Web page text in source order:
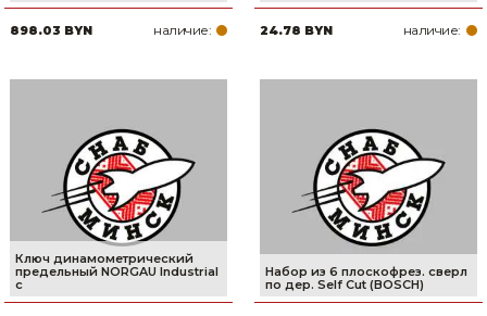
898.03 BYN наличие: 24.78 BYN наличие:
Ключ динамометрический
предельный NORGAU Industrial
с
Набор из 6 плоскофрез. сверл
по дер. Self Cut (BOSCH)